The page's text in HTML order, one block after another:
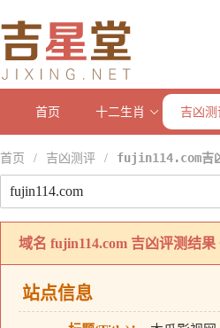
首页 十二生肖 吉凶测
首页 / 吉凶测评 / fujin114.com吉
域名 fujin114.com 吉凶评测结果
站点信息